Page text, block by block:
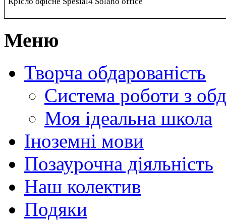
Меню
Творча обдарованість
Система роботи з
Моя ідеальна школа
Іноземні мови
Позаурочна діяльність
Наш колектив
Подяки